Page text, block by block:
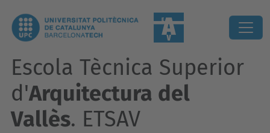
Escola Tècnica Superior
d'Arquitectura del
Vallès. ETSAV